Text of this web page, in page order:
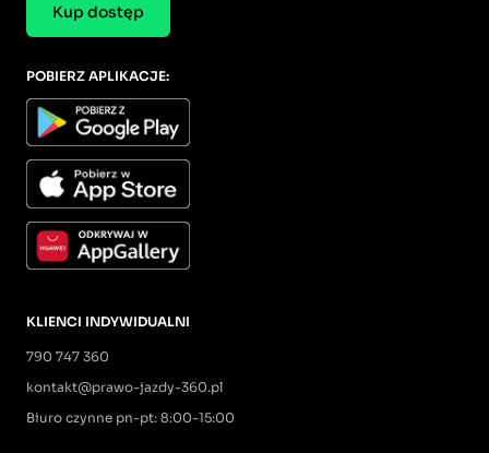
Kup dostęp
KLIENCI INDYWIDUALNI
790 747 360
kontakt@prawo-jazdy-360.pl
Biuro czynne pn-pt: 8:00-15:00
POBIERZ APLIKACJE: